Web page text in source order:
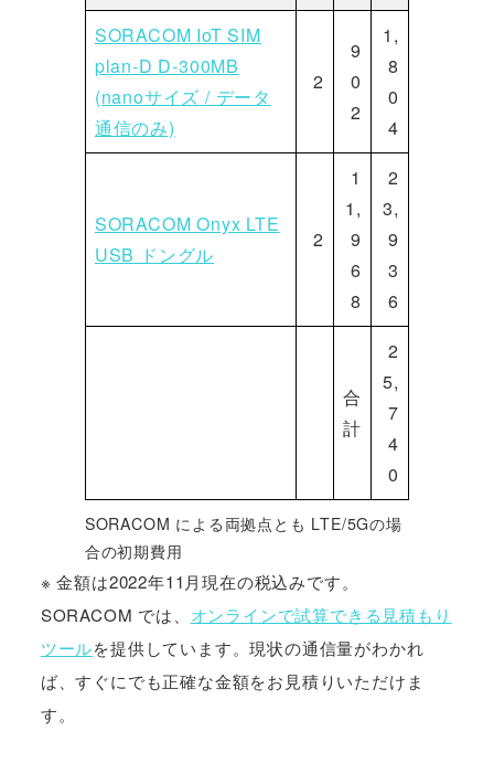
SORACOM IoT SIM
plan-D D-300MB
(nanoサイズ / データ
通信のみ)
2
9
0
2
1,
8
0
4
SORACOM Onyx LTE
USB ドングル
2
1
1,
9
6
8
2
3,
9
3
6
合
計
2
5,
7
4
0
SORACOM による両拠点とも LTE/5Gの場
合の初期費用
※ 金額は2022年11月現在の税込みです。
SORACOM では、 オンラインで試算できる見積もり
ツールを提供しています。現状の通信量がわかれ
ば、すぐにでも正確な金額をお見積りいただけま
す。